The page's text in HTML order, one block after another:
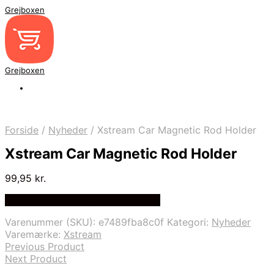
Grejboxen
Grejboxen
Forside / Nyheder / Xstream Car Magnetic Rod Holder
Xstream Car Magnetic Rod Holder
99,95 kr.
Varenummer (SKU): e7489fba8c0f Kategori: Nyheder
Varemærke: Xstream
Previous Product
Next Product